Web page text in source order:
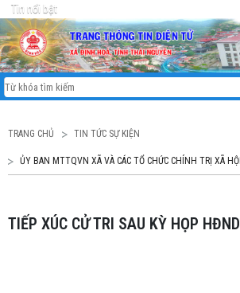
Tin nổi bật
TRANG CHỦ TIN TỨC SỰ KIỆN
ỦY BAN MTTQVN XÃ VÀ CÁC TỔ CHỨC CHÍNH TRỊ XÃ HỘI
TIẾP XÚC CỬ TRI SAU KỲ HỌP